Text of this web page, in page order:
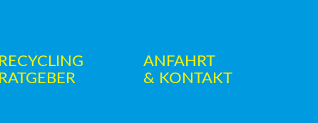
RECYCLING
RATGEBER
ANFAHRT
& KONTAKT